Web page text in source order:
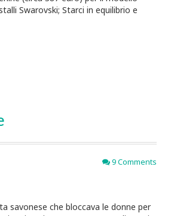
Swarovski; Starci in equilibrio e
9 Comments
savonese che bloccava le donne per